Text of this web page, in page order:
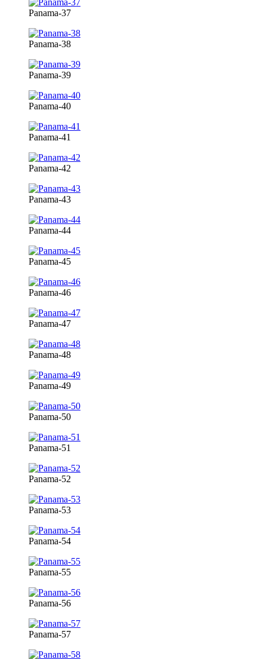
Panama-37
Panama-38
Panama-39
Panama-40
Panama-41
Panama-42
Panama-43
Panama-44
Panama-45
Panama-46
Panama-47
Panama-48
Panama-49
Panama-50
Panama-51
Panama-52
Panama-53
Panama-54
Panama-55
Panama-56
Panama-57